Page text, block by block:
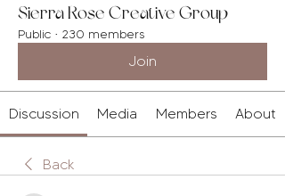
Sierra Rose Creative Group
Public · 230 members
Join
Discussion Media Members About
Back